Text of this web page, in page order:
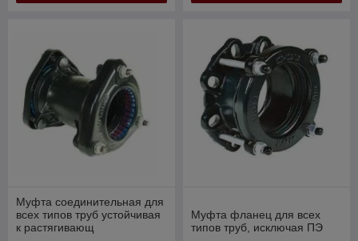
Муфта соединительная для
всех типов труб устойчивая
к растягивающ
Муфта фланец для всех
типов труб, исключая ПЭ